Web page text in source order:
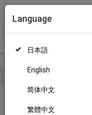
トップ
Language
日本語
English
简体中文
繁體中文
のファンが応援しています
特別なコンテン